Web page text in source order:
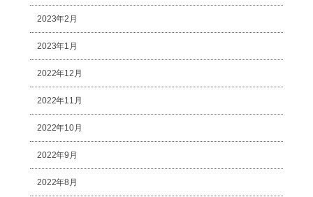
2023年2月
2023年1月
2022年12月
2022年11月
2022年10月
2022年9月
2022年8月